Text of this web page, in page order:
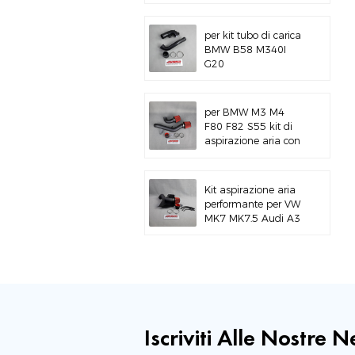
per kit tubo di carica
BMW B58 M340I
G20
per BMW M3 M4
F80 F82 S55 kit di
aspirazione aria con
Kit aspirazione aria
performante per VW
MK7 MK7.5 Audi A3
Iscriviti Alle Nostre